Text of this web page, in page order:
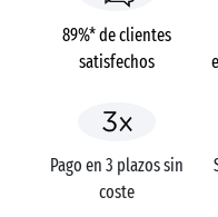
89%* de clientes
satisfechos
Pago en 3 plazos sin
coste